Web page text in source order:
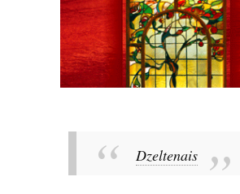
Dzeltenais